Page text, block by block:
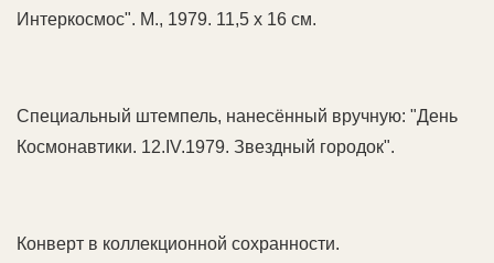
Интеркосмос". М., 1979. 11,5 х 16 см.
Специальный штемпель, нанесённый вручную: "День
Космонавтики. 12.IV.1979. Звездный городок".
Конверт в коллекционной сохранности.